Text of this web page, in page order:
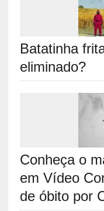
Batatinha
eliminado?
Conheça o
em Vídeo
de óbito por